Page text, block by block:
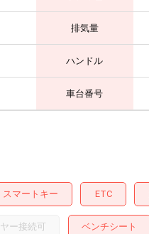
排気量
ハンドル
車台番号
スマートキー ETC
ー接続可 ベンチシート